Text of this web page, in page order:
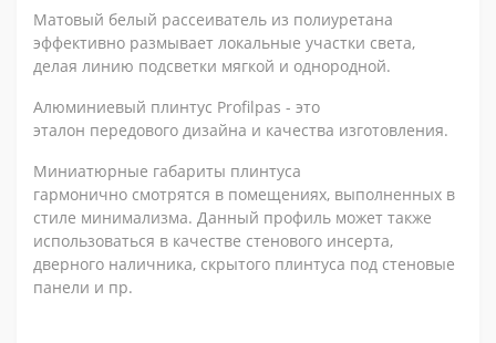
Матовый белый рассеиватель из полиуретана
эффективно размывает локальные участки света,
делая линию подсветки мягкой и однородной.
Алюминиевый плинтус Profilpas - это
эталон передового дизайна и качества изготовления.
Миниатюрные габариты плинтуса
гармонично смотрятся в помещениях, выполненных в
стиле минимализма. Данный профиль может также
использоваться в качестве стенового инсерта,
дверного наличника, скрытого плинтуса под стеновые
панели и пр.